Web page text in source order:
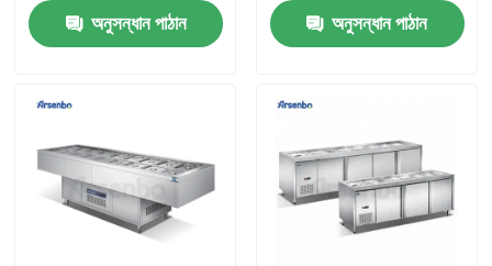
বাণিজ্যিক সুপারমার্কেট রেফ্রিজারেটর
বাণিজ্যিক রেস্টুরেন্ট রেফ্রিজারেটর
কাউন্টার রেফ্রিজারেটর অধীনে
অনুসন্ধান পাঠান
অনুসন্ধান পাঠান